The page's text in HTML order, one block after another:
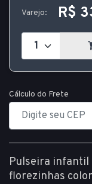
Varejo: R$
Cálculo do Frete
Pulseira infantil
florezinhas